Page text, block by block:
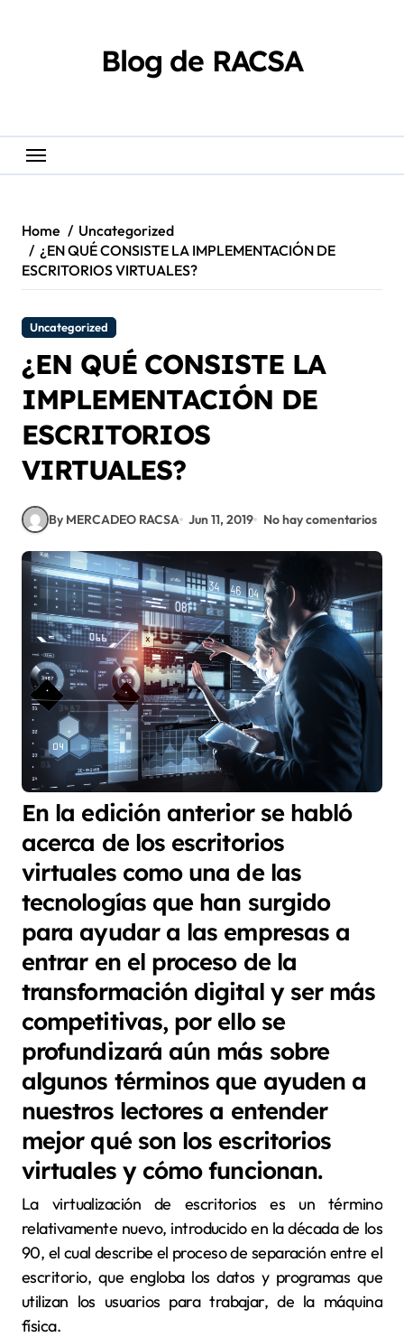
Blog de RACSA
Home
Uncategorized
¿EN QUÉ CONSISTE LA IMPLEMENTACIÓN DE
ESCRITORIOS VIRTUALES?
Uncategorized
¿EN QUÉ CONSISTE LA
IMPLEMENTACIÓN DE
ESCRITORIOS
VIRTUALES?
By MERCADEO RACSA Jun 11, 2019 No hay comentarios
En la edición anterior se habló
acerca de los escritorios
virtuales como una de las
tecnologías que han surgido
para ayudar a las empresas a
entrar en el proceso de la
transformación digital y ser más
competitivas, por ello se
profundizará aún más sobre
algunos términos que ayuden a
nuestros lectores a entender
mejor qué son los escritorios
virtuales y cómo funcionan.
La virtualización de escritorios es un término
relativamente nuevo, introducido en la década de los
90, el cual describe el proceso de separación entre el
escritorio, que engloba los datos y programas que
utilizan los usuarios para trabajar, de la máquina
física.